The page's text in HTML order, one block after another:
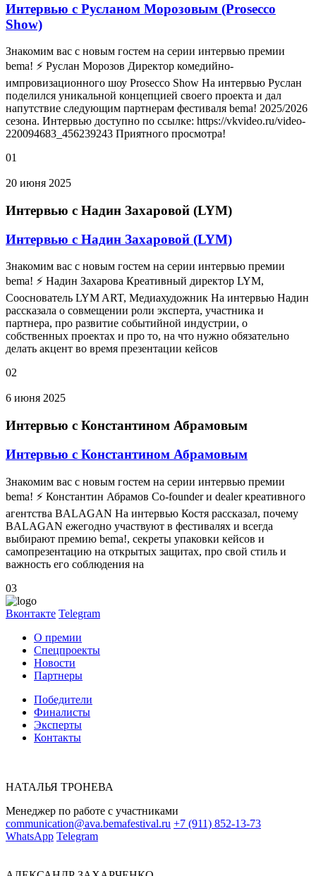
Интервью с Русланом Морозовым (Prosecco
Show)
Знакомим вас с новым гостем на серии интервью премии
bema! ⚡ Руслан Морозов Директор комедийно-
импровизационного шоу Prosecco Show На интервью Руслан
поделился уникальной концепцией своего проекта и дал
напутствие следующим партнерам фестиваля bema! 2025/2026
сезона. Интервью доступно по ссылке: https://vkvideo.ru/video-
220094683_456239243 Приятного просмотра!
01
20 июня 2025
Интервью с Надин Захаровой (LYM)
Интервью с Надин Захаровой (LYM)
Знакомим вас с новым гостем на серии интервью премии
bema! ⚡ Надин Захарова Креативный директор LYM,
Сооснователь LYM ART, Медиахудожник На интервью Надин
рассказала о совмещении роли эксперта, участника и
партнера, про развитие событийной индустрии, о
собственных проектах и про то, на что нужно обязательно
делать акцент во время презентации кейсов
02
6 июня 2025
Интервью с Константином Абрамовым
Интервью с Константином Абрамовым
Знакомим вас с новым гостем на серии интервью премии
bema! ⚡ Константин Абрамов Co-founder и dealer креативного
агентства BALAGAN На интервью Костя рассказал, почему
BALAGAN ежегодно участвуют в фестивалях и всегда
выбирают премию bema!, секреты упаковки кейсов и
самопрезентацию на открытых защитах, про свой стиль и
важность его соблюдения на
03
Вконтакте Telegram
О премии
Спецпроекты
Новости
Партнеры
Победители
Финалисты
Эксперты
Контакты
НАТАЛЬЯ ТРОНЕВА
Менеджер по работе с участниками
communication@ava.bemafestival.ru +7 (911) 852-13-73
WhatsApp Telegram